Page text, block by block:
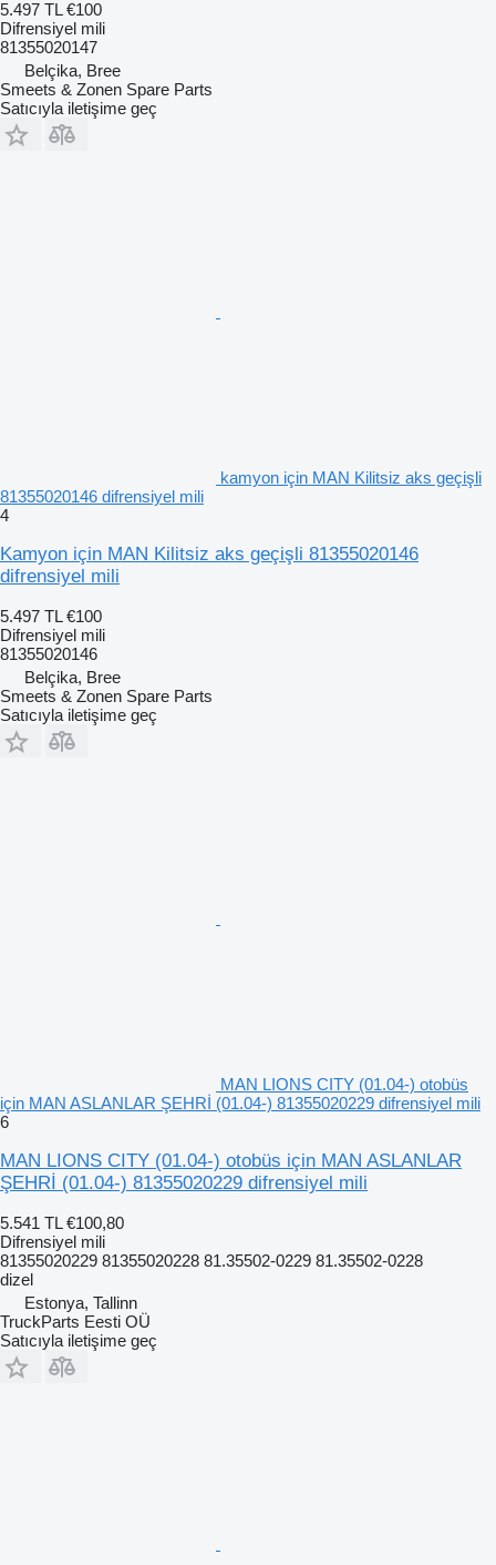
5.497 TL €100
Difrensiyel mili
81355020147
Belçika, Bree
Smeets & Zonen Spare Parts
Satıcıyla iletişime geç
kamyon için MAN Kilitsiz aks geçişli
81355020146 difrensiyel mili
4
Kamyon için MAN Kilitsiz aks geçişli 81355020146
difrensiyel mili
5.497 TL €100
Difrensiyel mili
81355020146
Belçika, Bree
Smeets & Zonen Spare Parts
Satıcıyla iletişime geç
MAN LIONS CITY (01.04-) otobüs
için MAN ASLANLAR ŞEHRİ (01.04-) 81355020229 difrensiyel mili
6
MAN LIONS CITY (01.04-) otobüs için MAN ASLANLAR
ŞEHRİ (01.04-) 81355020229 difrensiyel mili
5.541 TL €100,80
Difrensiyel mili
81355020229 81355020228 81.35502-0229 81.35502-0228
dizel
Estonya, Tallinn
TruckParts Eesti OÜ
Satıcıyla iletişime geç